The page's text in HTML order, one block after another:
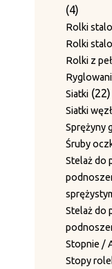
44
Rolki
Rolki
Rolki z
Siatki 2222
Siatki
Sprężyny
Śruby
Stelaż do
Stelaż do
Stopnie /
Stopy